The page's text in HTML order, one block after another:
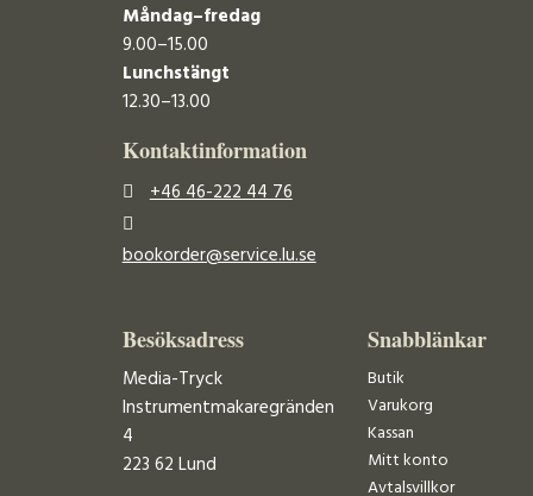
Måndag–fredag
9.00–15.00
Lunchstängt
12.30–13.00
Kontaktinformation
+46 46-222 44 76
bookorder@service.lu.se
Besöksadress
Media-Tryck
Instrumentmakaregränden
4
223 62 Lund
Snabblänkar
Butik
Varukorg
Kassan
Mitt konto
Avtalsvillkor